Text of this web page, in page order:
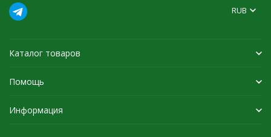
RUB
Каталог товаров
Помощь
Информация